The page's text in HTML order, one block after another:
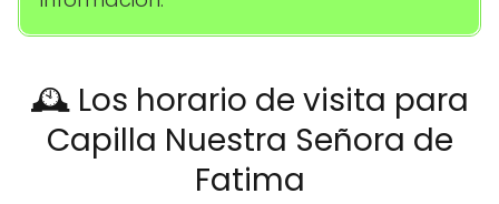
🕰️ Los horario de visita para
Capilla Nuestra Señora de
Fatima